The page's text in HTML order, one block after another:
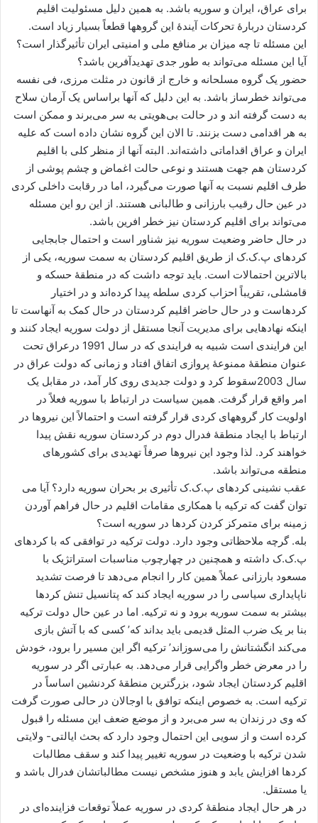
برای عراق، ایران و سوریه باشد. به همین دلیل مسئولیت اقلیم
کردستان دربارۀ تحرکات آیندۀ این گروهها قطعاً بسیار زیاد است.
این مسئله تا چه میزان بر منافع ملی و امنیتی ایران تأثیرگذار است؟
آیا این مسئله می‌تواند به طور جدی تهدیدآفرین باشد؟
حضور یک گروه مسلحانه و خارج از قانون در مثلت مرزی، فی نفسه
می‌تواند خطرساز باشد. به این دلیل که آنها براساس یک آرمان سلاح
به دست گرفته اند و در حالت بی‌هویتی به سر می‌برند و ممکن است
به هر اقدامی دست بزنند. تا الان این گروه نشان داده است که علیه
ایران و عراق اقداماتی داشته‌اند. البته آنها از منظر کلی با اقلیم
کردستان هم جهت هستند و نوعی حالت اغماض و چشم پوشی از
طرف اقلیم نسبت به آنها صورت می‌گیرد، اما در رقابت داخلی کردی
در عین حال رقیب بارزانی و طالبانی هستند. از این رو این مسئله
می‌تواند برای اقلیم کردستان نیز خطر افرین باشد.
در حال حاضر وضعیت سوریه نیز شناور است و احتمال جابجایی
کردهای پ.ک.ک از طریق اقلیم کردستان به سمت سوریه، یکی از
بالاترین احتمالات است. باید توجه داشت که در منطقۀ حسکه و
قامشلی، تقریباً احزاب کردی سلطه پیدا کرده‌اند و در اختیار
کردهاست و در حال حاضر اقلیم کردستان در حال کمک به آنهاست تا
اینکه نهادهایی برای مدیریت آنجا مستقل از دولت سوریه ایجاد کنند و
این فرایندی است شبیه به فرایندی که در سال 1991 درعراق تحت
عنوان منطقۀ ممنوعۀ پروازی اتفاق افتاد و زمانی که دولت عراق در
سال 2003سقوط کرد و دولت جدیدی روی کار آمد، در مقابل یک
امر واقع قرار گرفت. همین سیاست در ارتباط با سوریه فعلاً در
اولویت کار گروههای کردی قرار گرفته است و احتمالاً این نیروها در
ارتباط با ایجاد منطقۀ فدرال دوم در کردستان سوریه نقش پیدا
خواهند کرد. لذا وجود این نیروها صرفاً تهدیدی برای کشورهای
منطقه می‌تواند باشد.
عقب نشینی کردهای پ.ک.ک تأثیری بر بحران سوریه دارد؟ آیا می
توان ‌گفت که ترکیه با همکاری مقامات اقلیم در حال فراهم آوردن
زمینه برای متمرکز کردن کردها در سوریه است؟
بله. گرچه ملاحظاتی وجود دارد. دولت ترکیه در توافقی که با کردهای
پ.ک.ک داشته و همچنین در چهارچوب مناسبات استراتژیک با
مسعود بارزانی عملاً همین کار را انجام می‌دهد تا فرصت تشدید
ناپایداری سیاسی را در سوریه ایجاد کند که پتانسیل تنش کردها
بیشتر به سمت سوریه برود و نه ترکیه. اما در عین حال دولت ترکیه
بنا بر یک ضرب المثل قدیمی باید بداند که’ کسی که با آتش بازی
می‌کند انگشتانش را می‌سوزاند’ ترکیه اگر این مسیر را برود، خودش
را در معرض خطر واگرایی قرار می‌دهد. به عبارتی اگر در سوریه
اقلیم کردستان ایجاد شود، بزرگترین منطقۀ کردنشین اساساً در
ترکیه است. به خصوص اینکه توافق با اوجالان در حالی صورت گرفت
که وی در زندان به سر می‌برد و از موضع ضعف این مسئله را قبول
کرده است و از سویی این احتمال وجود دارد که بحث ایالتی- ولایتی
شدن ترکیه با وضعیت در سوریه تغییر پیدا کند و سقف مطالبات
کردها افزایش یابد و هنوز مشخص نیست مطالباتشان فدرال باشد و
یا مستقل.
در هر حال ایجاد منطقۀ کردی در سوریه عملاً توقعات فزاینده‌ای در